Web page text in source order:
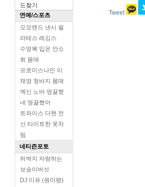
드찾기
연예/스포츠
모모랜드 낸시 필
라테스 레깅스
수영복 입은 안소
희 몸매
프로미스나인 이
채영 청바지 몸매
엑신 노바 영끌했
네 영끌했어
트와이스 다현 전
신 타이트한 옷차
림
네티즌포토
허벅지 자랑하는
보송이버섯
DJ 미유 (원미령)
Tweet